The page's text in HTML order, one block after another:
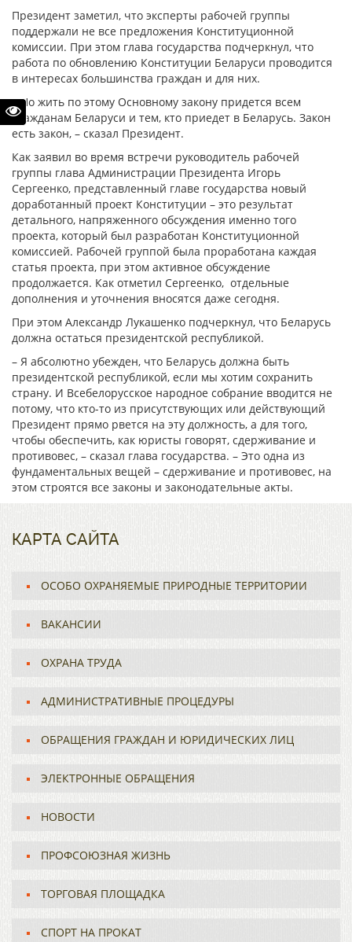
Президент заметил, что эксперты рабочей группы
поддержали не все предложения Конституционной
комиссии. При этом глава государства подчеркнул, что
работа по обновлению Конституции Беларуси проводится
в интересах большинства граждан и для них.
– Но жить по этому Основному закону придется всем
гражданам Беларуси и тем, кто приедет в Беларусь. Закон
есть закон, – сказал Президент.
Как заявил во время встречи руководитель рабочей
группы глава Администрации Президента Игорь
Сергеенко, представленный главе государства новый
доработанный проект Конституции – это результат
детального, напряженного обсуждения именно того
проекта, который был разработан Конституционной
комиссией. Рабочей группой была проработана каждая
статья проекта, при этом активное обсуждение
продолжается. Как отметил Сергеенко, отдельные
дополнения и уточнения вносятся даже сегодня.
При этом Александр Лукашенко подчеркнул, что Беларусь
должна остаться президентской республикой.
– Я абсолютно убежден, что Беларусь должна быть
президентской республикой, если мы хотим сохранить
страну. И Всебелорусское народное собрание вводится не
потому, что кто-то из присутствующих или действующий
Президент прямо рвется на эту должность, а для того,
чтобы обеспечить, как юристы говорят, сдерживание и
противовес, – сказал глава государства. – Это одна из
фундаментальных вещей – сдерживание и противовес, на
этом строятся все законы и законодательные акты.
КАРТА САЙТА
ОСОБО ОХРАНЯЕМЫЕ ПРИРОДНЫЕ ТЕРРИТОРИИ
ВАКАНСИИ
ОХРАНА ТРУДА
АДМИНИСТРАТИВНЫЕ ПРОЦЕДУРЫ
ОБРАЩЕНИЯ ГРАЖДАН И ЮРИДИЧЕСКИХ ЛИЦ
ЭЛЕКТРОННЫЕ ОБРАЩЕНИЯ
НОВОСТИ
ПРОФСОЮЗНАЯ ЖИЗНЬ
ТОРГОВАЯ ПЛОЩАДКА
СПОРТ НА ПРОКАТ